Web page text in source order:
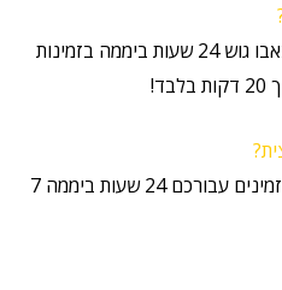
כן, אנו מספקים שירותי מנעולנים באבו גוש 24 שעות ביממה בזמינות
בהחלט! ברשותנו צוות מנעולנים שזמינים עבורכם 24 שעות ביממה 7